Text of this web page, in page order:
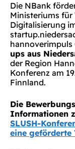
Die NBank
Ministeriums für
Digitalisierung
hannoverimpuls
ups aus
der Region
Konferenz am
Finnland.
Die
Informationen
SLUSH-
eine geförderte